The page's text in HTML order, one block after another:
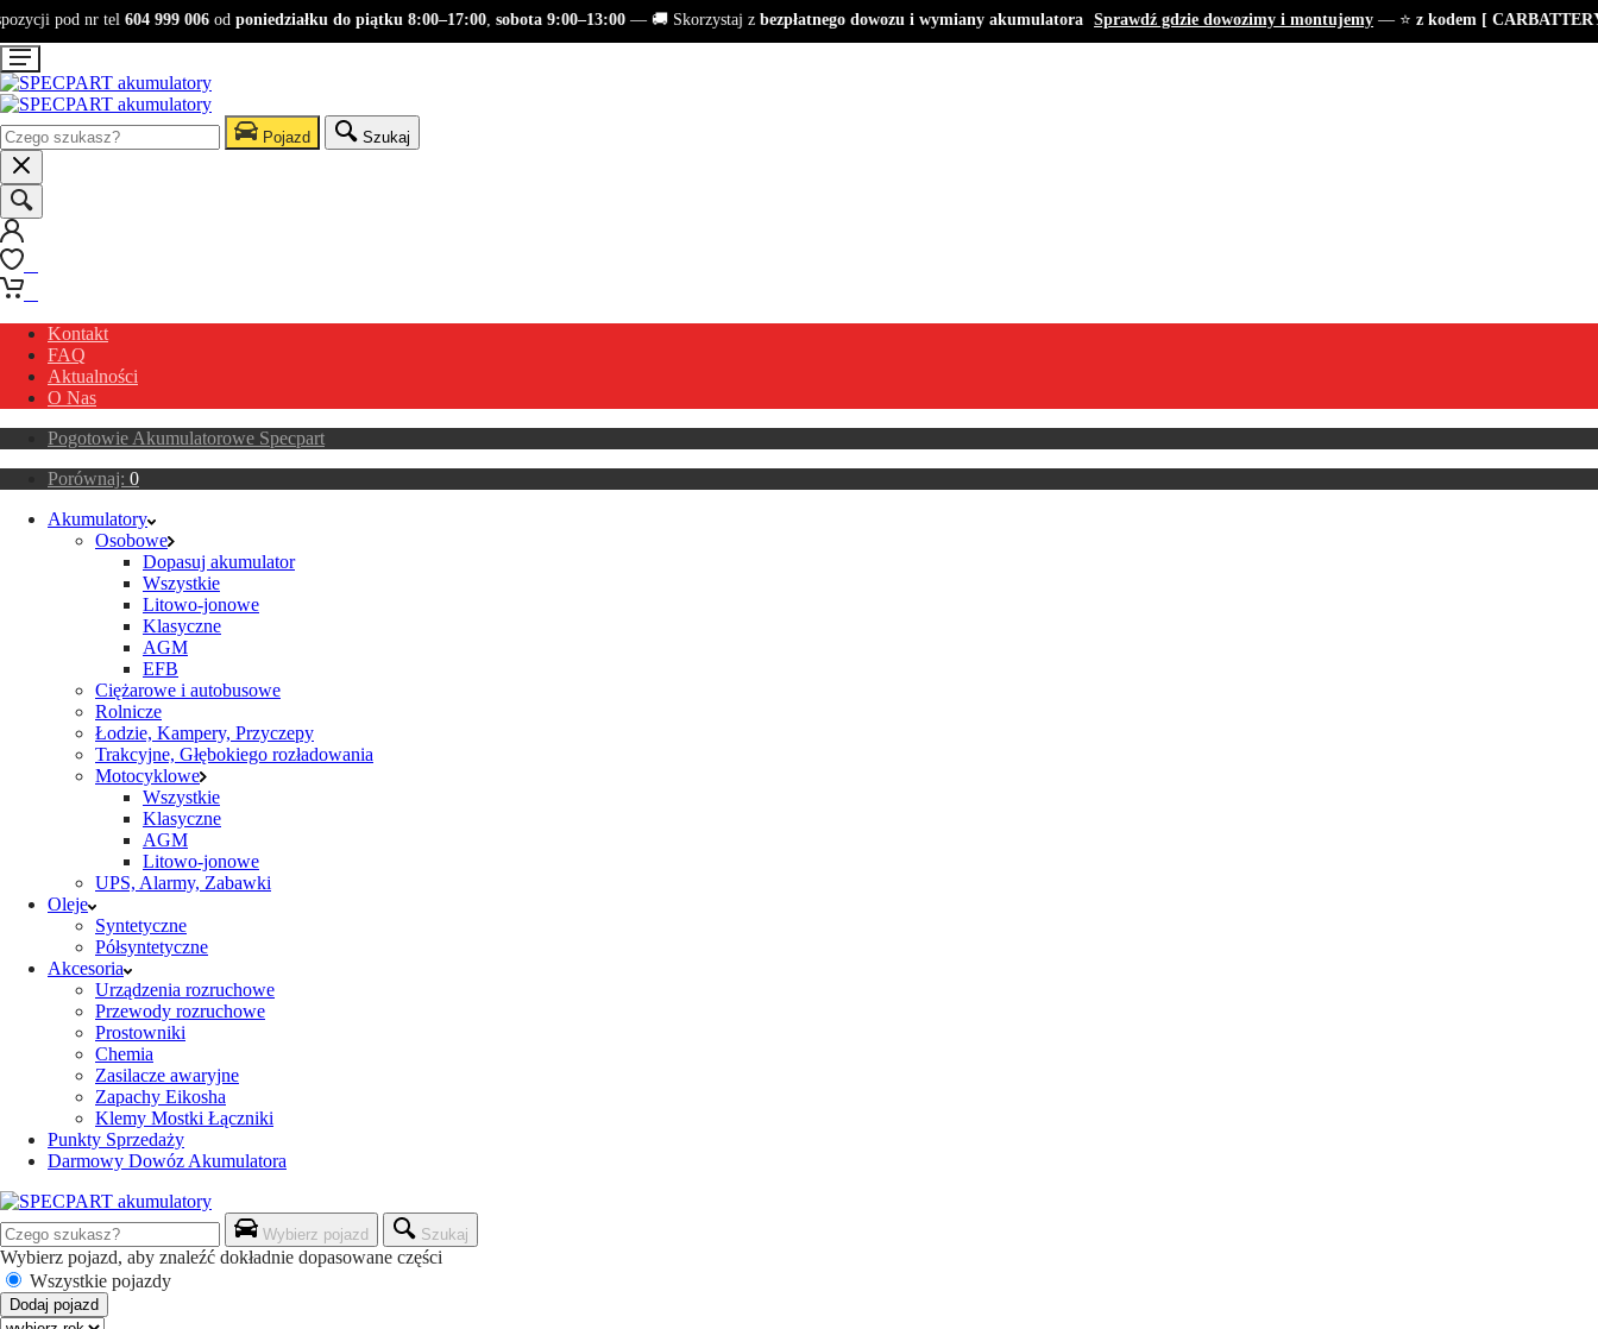
pod nr tel604 999 006odponiedziałku do piątku 8:00–17:00,sobota 9:00–13:00— 🚚 Skorzystaj z bezpłatnego dowozu i wymiany akumulatora Sprawdź gdzie dowozimy i montujemy— ⭐ z kodem [ CARBATTERY
Pojazd Szukaj
Kontakt
FAQ
Aktualności
O Nas
Pogotowie Akumulatorowe Specpart
Porównaj: 0
Akumulatory
Osobowe
Dopasuj akumulator
Wszystkie
Litowo-jonowe
Klasyczne
AGM
EFB
Ciężarowe i autobusowe
Rolnicze
Łodzie, Kampery, Przyczepy
Trakcyjne, Głębokiego rozładowania
Motocyklowe
Wszystkie
Klasyczne
AGM
Litowo-jonowe
UPS, Alarmy, Zabawki
Oleje
Syntetyczne
Półsyntetyczne
Akcesoria
Urządzenia rozruchowe
Przewody rozruchowe
Prostowniki
Chemia
Zasilacze awaryjne
Zapachy Eikosha
Klemy Mostki Łączniki
Punkty Sprzedaży
Darmowy Dowóz Akumulatora
Wybierz pojazd Szukaj
Wybierz pojazd, aby znaleźć dokładnie dopasowane części
Wszystkie pojazdy
Dodaj pojazd